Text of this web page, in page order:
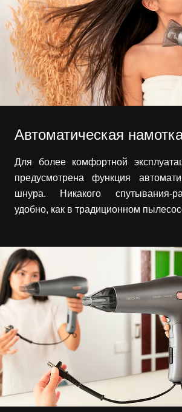
Автоматическая
Для более комфортной
предусмотрена функция
шнура. Никакого спутывания-
удобно, как в традиционном